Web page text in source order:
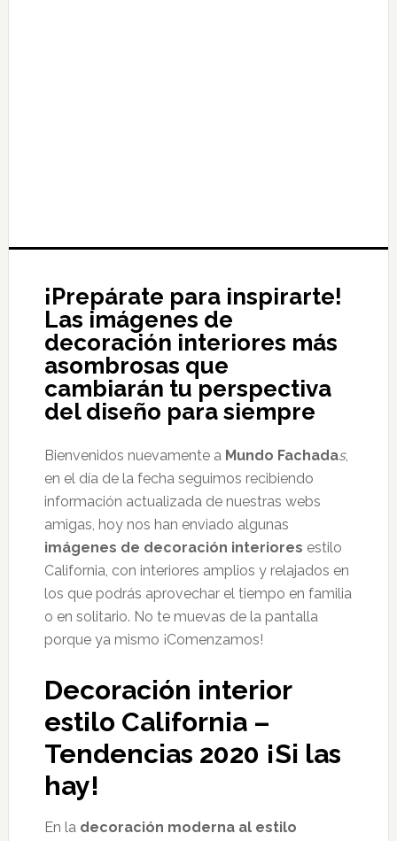
¡Prepárate para inspirarte!
Las imágenes de
decoración interiores más
asombrosas que
cambiarán tu perspectiva
del diseño para siempre
Bienvenidos nuevamente a Mundo Fachadas,
en el día de la fecha seguimos recibiendo
información actualizada de nuestras webs
amigas, hoy nos han enviado algunas
imágenes de decoración interiores estilo
California, con interiores amplios y relajados en
los que podrás aprovechar el tiempo en familia
o en solitario. No te muevas de la pantalla
porque ya mismo ¡Comenzamos!
Decoración interior
estilo California –
Tendencias 2020 ¡Si las
hay!
En la decoración moderna al estilo